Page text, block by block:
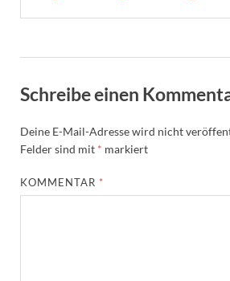
Schreibe einen
Deine E-Mail-Adresse wird nicht
Felder sind mit * markiert
KOMMENTAR *